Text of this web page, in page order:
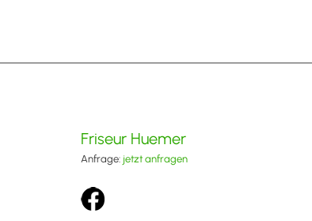
Friseur Huemer
Anfrage: jetzt anfragen